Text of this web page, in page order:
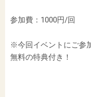
参加費：1000円/回
※今回イベントにご参
無料の特典付き！